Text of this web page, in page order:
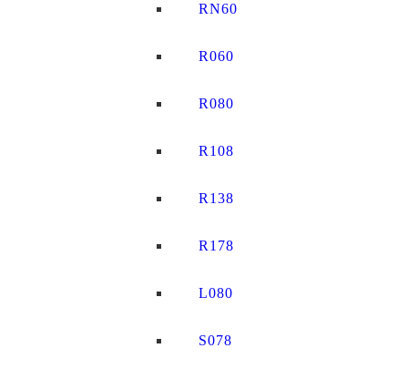
RN60
R060
R080
R108
R138
R178
L080
S078